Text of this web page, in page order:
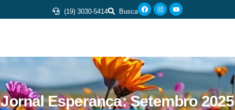
(19) 3030-5414 Busca
Jornal Esperança: Setembro 2025